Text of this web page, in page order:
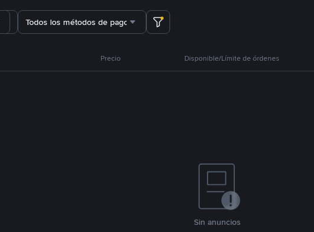
Todos los métodos de pago
Precio Disponible/Límite de órdenes
Sin anuncios